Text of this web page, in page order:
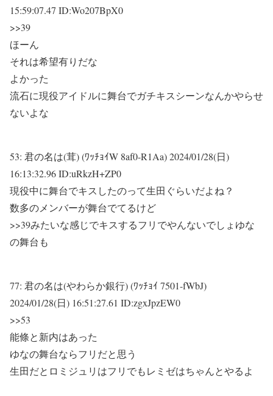
15:59:07.47 ID:Wo207BpX0
>>39
ほーん
それは希望有りだな
よかった
流石に現役アイドルに舞台でガチキスシーンなんかやらせ
ないよな
53: 君の名は(茸) (ﾜｯﾁｮｲW 8af0-R1Aa)2024/01/28(日)
16:13:32.96 ID:uRkzH+ZP0
現役中に舞台でキスしたのって生田ぐらいだよね？
数多のメンバーが舞台でてるけど
>>39みたいな感じでキスするフリでやんないでしょゆな
の舞台も
77: 君の名は(やわらか銀行) (ﾜｯﾁｮｲ 7501-fWbJ)
2024/01/28(日) 16:51:27.61 ID:zgxJpzEW0
>>53
能條と新内はあった
ゆなの舞台ならフリだと思う
生田だとロミジュリはフリでもレミゼはちゃんとやるよ